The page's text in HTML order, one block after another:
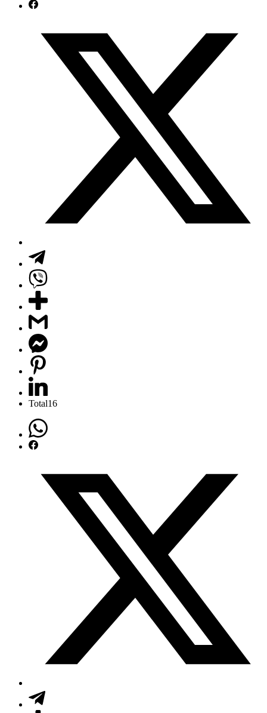
Total16